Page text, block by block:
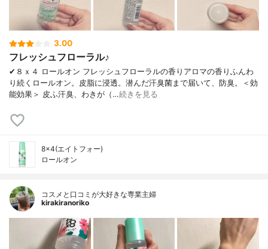
3.00
フレッシュフローラル♪
✔︎８ｘ４ ロールオン フレッシュフローラルの香りアロマの香りふんわ
り続くロールオン。皮脂に浸透。潜んだ汗臭菌まで届いて、防臭。＜効
能効果＞ 皮ふ汗臭、わきが（…続きを見る
8×4(エイトフォー)
ロールオン
コスメと口コミが大好きな専業主婦
kirakiranoriko